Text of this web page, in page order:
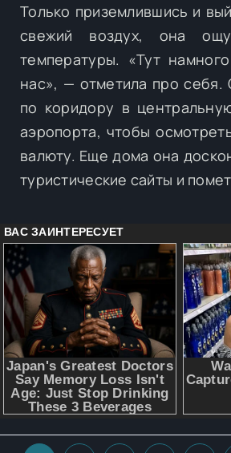
Только приземлившись и
свежий воздух, она
температуры. «Тут
нас», — отметила про себя.
по коридору в
аэропорта, чтобы
валюту. Еще дома она
туристические сайты и